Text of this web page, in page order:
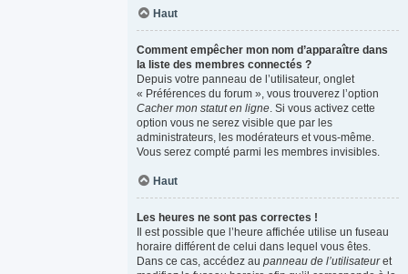
Haut
Comment empêcher mon nom d’apparaître dans
la liste des membres connectés ?
Depuis votre panneau de l’utilisateur, onglet
« Préférences du forum », vous trouverez l’option
Cacher mon statut en ligne. Si vous activez cette
option vous ne serez visible que par les
administrateurs, les modérateurs et vous-même.
Vous serez compté parmi les membres invisibles.
Haut
Les heures ne sont pas correctes !
Il est possible que l’heure affichée utilise un fuseau
horaire différent de celui dans lequel vous êtes.
Dans ce cas, accédez au panneau de l’utilisateuret